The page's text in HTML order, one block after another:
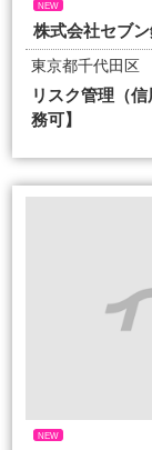
NEW
株式会社セブ
東京都千代田区
リスク管理（
務可】
NEW